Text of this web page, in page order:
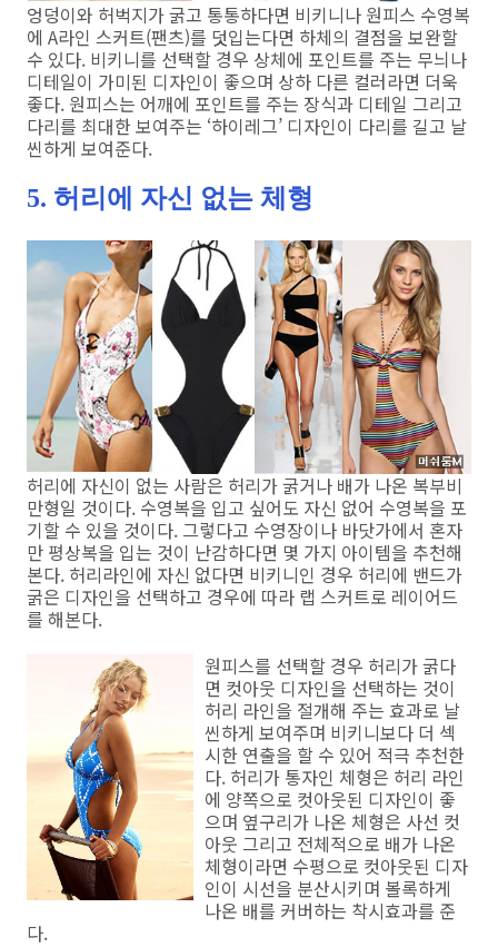
엉덩이와 허벅지가 굵고 통통하다면 비키니나 원피스 수영복
에 A라인 스커트(팬츠)를 덧입는다면 하체의 결점을 보완할
수 있다. 비키니를 선택할 경우 상체에 포인트를 주는 무늬나
디테일이 가미된 디자인이 좋으며 상하 다른 컬러라면 더욱
좋다. 원피스는 어깨에 포인트를 주는 장식과 디테일 그리고
다리를 최대한 보여주는 ‘하이레그’ 디자인이 다리를 길고 날
씬하게 보여준다.
5. 허리에 자신 없는 체형
허리에 자신이 없는 사람은 허리가 굵거나 배가 나온 복부비
만형일 것이다. 수영복을 입고 싶어도 자신 없어 수영복을 포
기할 수 있을 것이다. 그렇다고 수영장이나 바닷가에서 혼자
만 평상복을 입는 것이 난감하다면 몇 가지 아이템을 추천해
본다. 허리라인에 자신 없다면 비키니인 경우 허리에 밴드가
굵은 디자인을 선택하고 경우에 따라 랩 스커트로 레이어드
를 해본다.
원피스를 선택할 경우 허리가 굵다
면 컷아웃 디자인을 선택하는 것이
허리 라인을 절개해 주는 효과로 날
씬하게 보여주며 비키니보다 더 섹
시한 연출을 할 수 있어 적극 추천한
다. 허리가 통자인 체형은 허리 라인
에 양쪽으로 컷아웃된 디자인이 좋
으며 옆구리가 나온 체형은 사선 컷
아웃 그리고 전체적으로 배가 나온
체형이라면 수평으로 컷아웃된 디자
인이 시선을 분산시키며 볼록하게
나온 배를 커버하는 착시효과를 준
다.